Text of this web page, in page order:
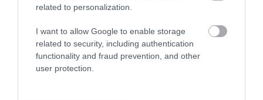
related to personalization.
I want to allow Google to enable storage
related to security, including authentication
functionality and fraud prevention, and other
user protection.
nem voltak sem cserélve sem